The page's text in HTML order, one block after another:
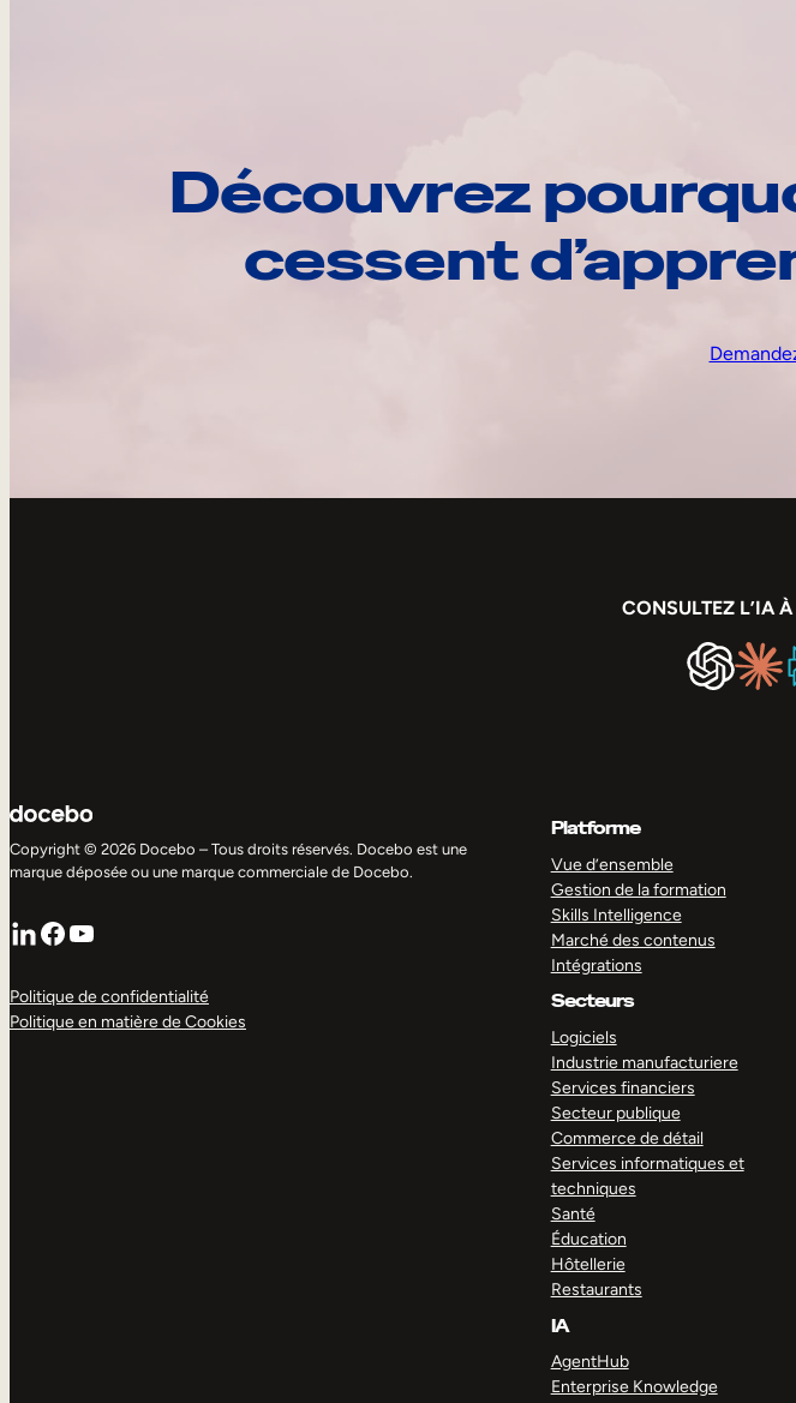
Découvrez
cessent
CONSULTEZ L’IA
Copyright © 2026 Docebo – Tous droits réservés. Docebo est une
marque déposée ou une marque commerciale de Docebo.
LinkedIn
Facebook
YouTube
Politique de confidentialité
Politique en matière de Cookies
Platforme
Vue d’ensemble
Gestion de la formation
Skills Intelligence
Marché des contenus
Intégrations
Secteurs
Logiciels
Industrie manufacturiere
Services financiers
Secteur publique
Commerce de détail
Services informatiques et
techniques
Santé
Éducation
Hôtellerie
Restaurants
IA
AgentHub
Enterprise Knowledge